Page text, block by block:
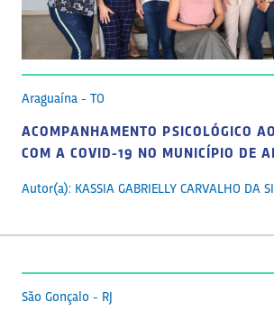
Araguaína - TO
ACOMPANHAMENTO PSICOLÓGICO
COM A COVID-19 NO MUNICÍPIO DE
Autor(a): KASSIA GABRIELLY CARVALHO DA
São Gonçalo - RJ